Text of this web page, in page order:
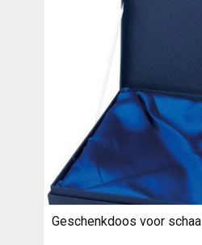
Geschenkdoos voor schaal